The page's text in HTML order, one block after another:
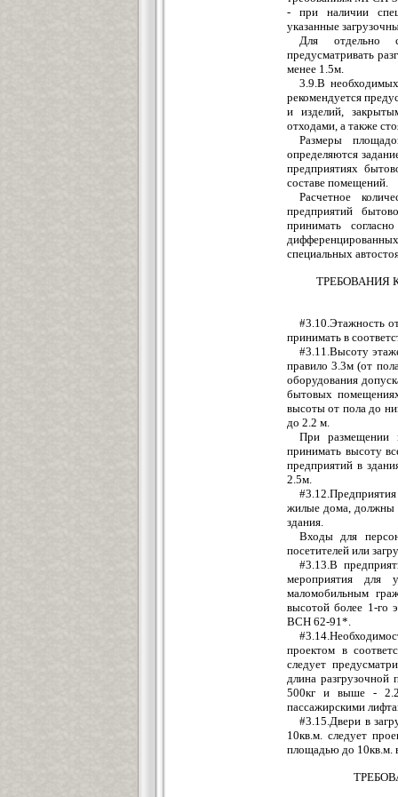
- при наличии
указанные
Для отдельно
предусматривать
менее 1.5м.
3.9.В
рекомендуется
и изделий,
отходами, а также
Размеры
определяются
предприятиях
составе помещений.
Расчетное
предприятий
принимать
специальных
ТРЕБОВАНИЯ
#3.10.Этажность
принимать в
#3.11.Высоту
правило 3.3м (от
оборудования
бытовых
высоты от пола до
до 2.2 м.
При размещении
принимать высоту
предприятий в
2.5м.
жилые дома, должны
здания.
Входы для
посетителей или
#3.13.В
мероприятия для
маломобильным
высотой более 1-го
ВСН 62-91*.
проектом в
следует
длина
500кг и выше -
пассажирскими
#3.15.Двери в
10кв.м. следует
площадью до 10кв.м.